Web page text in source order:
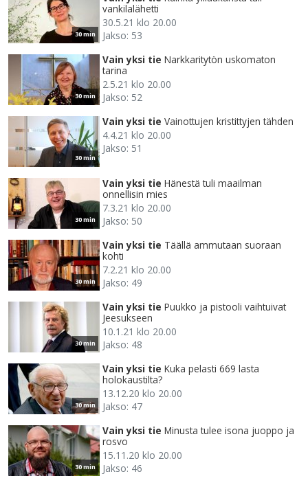
30 min
vankilalähetti
30.5.21 klo 20.00
Jakso: 53
30 min
Vain yksi tie Narkkaritytön uskomaton
tarina
2.5.21 klo 20.00
Jakso: 52
30 min
Vain yksi tie Vainottujen kristittyjen tähden
4.4.21 klo 20.00
Jakso: 51
30 min
Vain yksi tie Hänestä tuli maailman
onnellisin mies
7.3.21 klo 20.00
Jakso: 50
30 min
Vain yksi tie Täällä ammutaan suoraan
kohti
7.2.21 klo 20.00
Jakso: 49
30 min
Vain yksi tie Puukko ja pistooli vaihtuivat
Jeesukseen
10.1.21 klo 20.00
Jakso: 48
30 min
Vain yksi tie Kuka pelasti 669 lasta
holokaustilta?
13.12.20 klo 20.00
Jakso: 47
30 min
Vain yksi tie Minusta tulee isona juoppo ja
rosvo
15.11.20 klo 20.00
Jakso: 46